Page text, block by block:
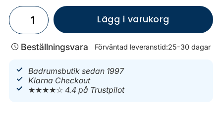
Lägg i varukorg
Beställningsvara Förväntad leveranstid:25-30 dagar
Badrumsbutik sedan 1997
Klarna Checkout
★★★★☆4.4 på Trustpilot